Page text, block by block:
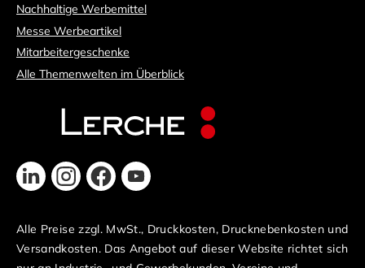
Nachhaltige Werbemittel
Messe Werbeartikel
Mitarbeitergeschenke
Alle Themenwelten im Überblick
Alle Preise zzgl. MwSt., Druckkosten, Drucknebenkosten und
Versandkosten. Das Angebot auf dieser Website richtet sich